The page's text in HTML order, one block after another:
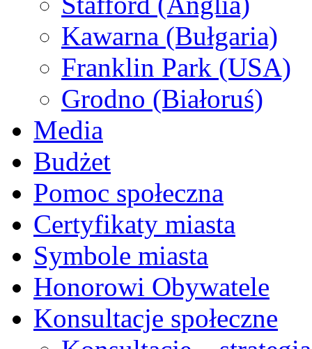
Kawarna (Bułgaria)
Franklin Park (USA)
Grodno (Białoruś)
Media
Budżet
Pomoc społeczna
Certyfikaty miasta
Symbole miasta
Honorowi Obywatele
Konsultacje społeczne